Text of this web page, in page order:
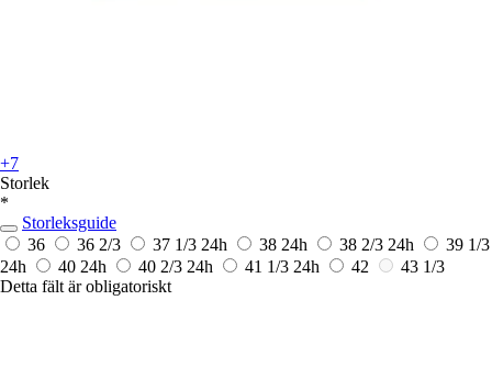
+7
Storlek
*
Storleksguide
36
36 2/3 37 1/3 24h 38 24h 38 2/3 24h
39 1/3
24h
40 24h 40 2/3 24h 41 1/3 24h 42
43 1/3
Detta fält är obligatoriskt